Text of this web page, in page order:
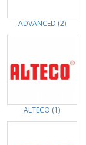
ADVANCED (2)
ALTECO (1)